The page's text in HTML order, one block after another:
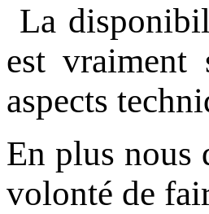
La
est vraiment
aspects
En plus nous
volonté de